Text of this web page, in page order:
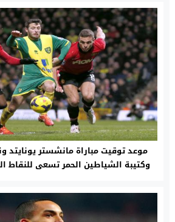
موعد توقيت مباراة مانشستر
وكتيبة الشياطين الحمر تسعى للنقاط